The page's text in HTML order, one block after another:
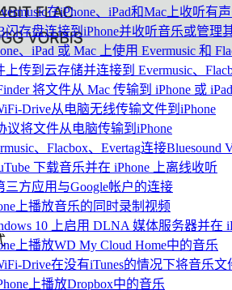
在iPhone、iPad和Mac上收听有
闪存盘连接到iPhone并收听音乐或管理
、iPad 或 Mac 上使用 Evermusic 和
传到云存储并连接到 Evermusic、
将文件从 Mac 传输到 iPhone 或 iPad
Drive从电脑无线传输文件到iPhone
议将文件从电脑传输到iPhone
、Flacbox、Evertag连接
下载音乐并在 iPhone 上离线收听
三方应用与Google帐户的连接
上播放音乐的同时录制视频
10 上启用 DLNA 媒体服务器并在
上播放WD My Cloud Home中的音乐
Drive在没有iTunes的情况下将音乐文
上播放Dropbox中的音乐